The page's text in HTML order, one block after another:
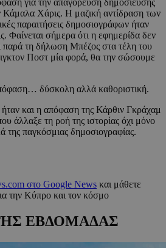
για την απαγόρευση δημοσίευσης
Κάμαλα Χάρις. Η μαζική αντίδραση των
παραιτήσεις δημοσιογράφων ήταν
Φαίνεται σήμερα ότι η εφημερίδα δεν
παρά τη δήλωση Μπέζος στα τέλη του
Ποστ μία φορά, θα την σώσουμε
δύσκολη αλλά καθοριστική.
και η απόφαση της Κάρθιν Γκράχαμ
άλλαξε τη ροή της ιστορίας όχι μόνο
της παγκόσμιας δημοσιογραφίας.
στο Google News και μάθετε
την Κύπρο και τον κόσμο
ΕΒΔΟΜΑΔΑΣ